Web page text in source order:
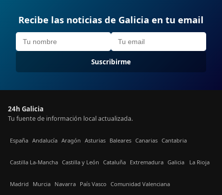
Recibe las noticias de Galicia en tu email
Suscribirme
24h Galicia
Tu fuente de información local actualizada.
España Andalucía Aragón Asturias Baleares Canarias Cantabria
Castilla La-Mancha Castilla y León Cataluña Extremadura Galicia La Rioja
Madrid Murcia Navarra País Vasco Comunidad Valenciana